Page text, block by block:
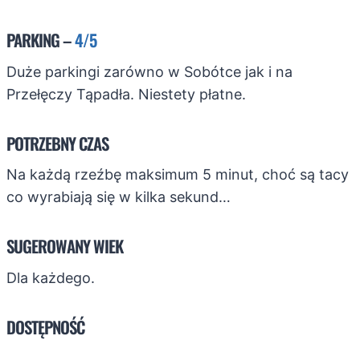
PARKING –4/5
Duże parkingi zarówno w Sobótce jak i na
Przełęczy Tąpadła. Niestety płatne.
POTRZEBNY CZAS
Na każdą rzeźbę maksimum 5 minut, choć są tacy
co wyrabiają się w kilka sekund…
SUGEROWANY WIEK
Dla każdego.
DOSTĘPNOŚĆ